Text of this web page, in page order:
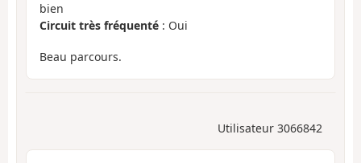
bien
Circuit très fréquenté : Oui
Beau parcours.
Utilisateur 3066842